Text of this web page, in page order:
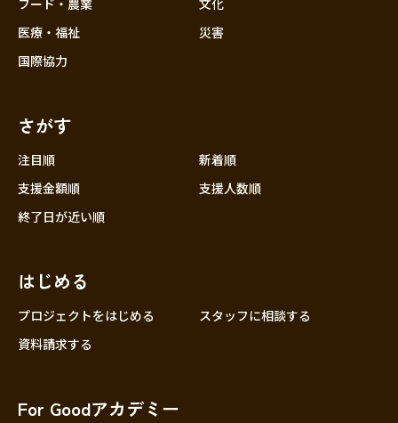
フード・農業
医療・福祉
国際協力
文化
災害
さがす
注目順
新着順
支援金額順
支援人数順
終了日が近い順
はじめる
プロジェクトをはじめる
スタッフに相談する
資料請求する
For Goodアカデミー